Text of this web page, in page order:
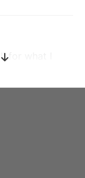
for what I